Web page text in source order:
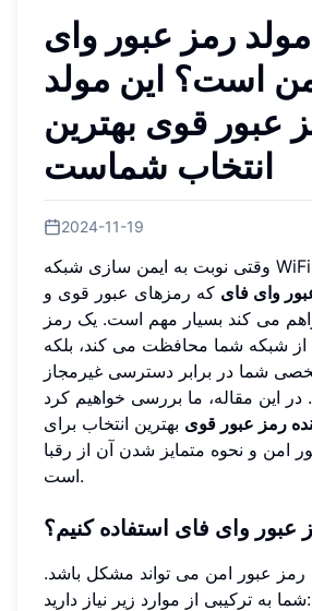
رمز عبور وای
است؟ این مولد
عبور قوی بهترین
انتخاب شماست
2024-11-19
وای فای که رمزهای عبور قوی و
می کند بسیار مهم است. یک رمز
از شبکه شما محافظت می کند، بلکه
شما در برابر دسترسی غیرمجاز
این مقاله، ما بررسی خواهیم کرد
رمز عبور قوی بهترین انتخاب برای
امن و نحوه متمایز شدن آن از رقبا
است.
عبور وای فای استفاده کنیم؟
رمز عبور امن می تواند مشکل باشد.
شما به ترکیبی از موارد زیر نیاز دارید: